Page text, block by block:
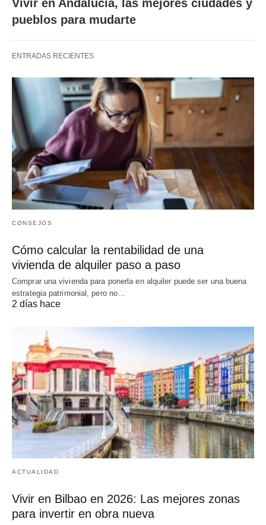
Vivir en Andalucía, las mejores ciudades y
pueblos para mudarte
ENTRADAS RECIENTES
CONSEJOS
Cómo calcular la rentabilidad de una
vivienda de alquiler paso a paso
Comprar una vivienda para ponerla en alquiler puede ser una buena
estrategia patrimonial, pero no…
2 días hace
ACTUALIDAD
Vivir en Bilbao en 2026: Las mejores zonas
para invertir en obra nueva